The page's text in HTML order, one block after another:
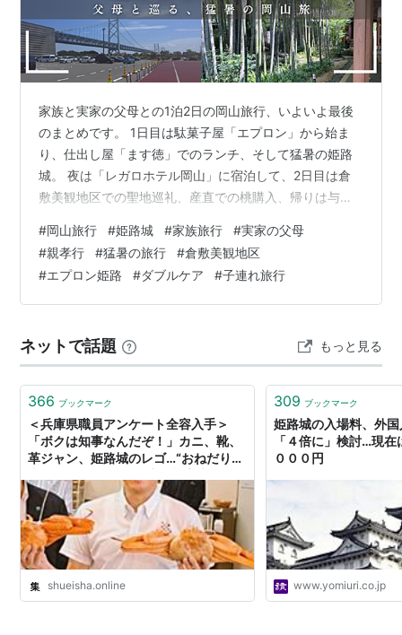
1580年：黒田孝高が城を秀吉に献上し、秀吉が3層の
天守閣を築く。
1610年：池田輝政が城の大改築を完成。
1617年：本多忠政が城主になる。三の丸、西の丸な
どを増築する。
1749年：酒井忠恭が姫路へ移る。のち明治維新まで
酒井氏が城を治める。
1931年：姫路城(天守閣)が国宝に指定される。
童友社 1/380 日本の名城 DXシリ
出版社/メーカー:童友社(DOYUSHA)
メディア:おもちゃ＆ホビー
クリック: 6回
この商品を含むブログを見る
家族と実家の父母との1泊2日の岡山旅行、いよいよ最後
のまとめです。 1日目は駄菓子屋「エプロン」から始ま
り、仕出し屋「ます徳」でのランチ、そして猛暑の姫路
城。 夜は「レガロホテル岡山」に宿泊して、2日目は倉
敷美観地区での聖地巡礼、産直での桃購入、帰りは与島
返ってみると、本当に盛りだくさんの旅でした。 まず
は、まだ詳しく書けていなかった「エプロン」でのエピ
ソードから。 実はこの駄菓子屋さん、今回で立ち寄るの
は4回目。 私たち夫婦のお気に入りスポットなので、去
す。 地元では見かけない珍しいおつまみ…
#岡山旅行 #姫路城 #家族旅行 #実家の父母
#親孝行 #猛暑の旅行 #倉敷美観地区
#エプロン姫路 #ダブルケア #子連れ旅行
ネットで話題 もっと見る
366 ブックマーク
＜兵庫県職員アンケート全容入手＞
「ボクは知事なんだぞ！」カニ、靴、
革ジャン、姫路城のレゴ…“おねだり知
もらえるかで決めている」パソコンを
投げつけられた職員も | 集英社オンラ
イン | ニュースを本気で噛み砕け
shueisha.online
309 ブックマーク
姫路城の入場料、外
「４倍に」検討…現
０００円
www.yomiuri.co.jp